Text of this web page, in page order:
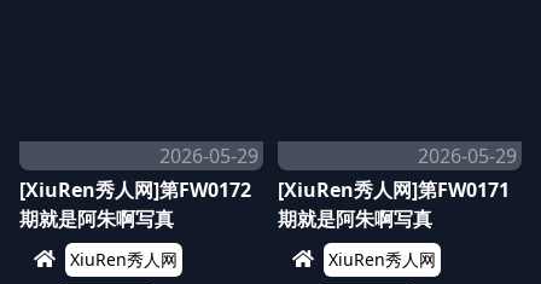
2026-05-29
[XiuRen秀人网]第FW0172
期就是阿朱啊写真
XiuRen秀人网
2026-05-29
[XiuRen秀人网]第FW0171
期就是阿朱啊写真
XiuRen秀人网